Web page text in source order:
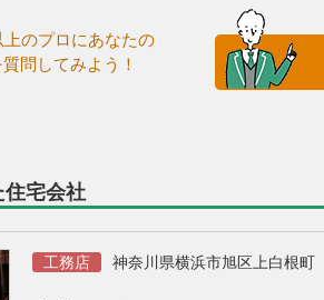
上のプロにあなたの
問してみよう！
住宅会社
工務店 神奈川県横浜市旭区上白根町